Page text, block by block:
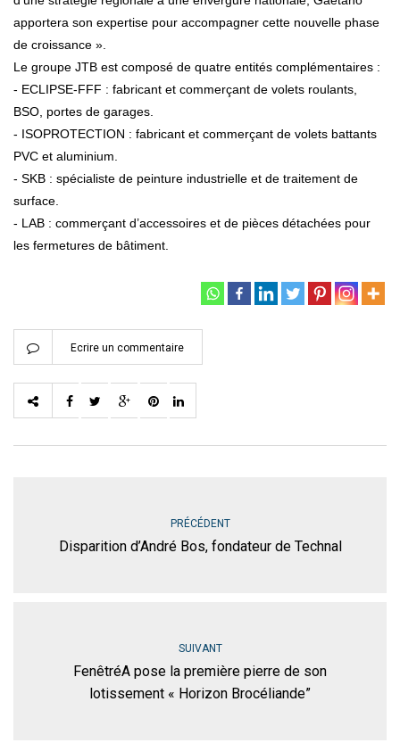
apportera son expertise pour accompagner cette nouvelle phase
de croissance ».
Le groupe JTB est composé de quatre entités complémentaires :
- ECLIPSE-FFF : fabricant et commerçant de volets roulants,
BSO, portes de garages.
- ISOPROTECTION : fabricant et commerçant de volets battants
PVC et aluminium.
- SKB : spécialiste de peinture industrielle et de traitement de
surface.
- LAB : commerçant d’accessoires et de pièces détachées pour
les fermetures de bâtiment.
Ecrire un commentaire
PRÉCÉDENT
Disparition d’André Bos, fondateur de Technal
SUIVANT
FenêtréA pose la première pierre de son
lotissement « Horizon Brocéliande”